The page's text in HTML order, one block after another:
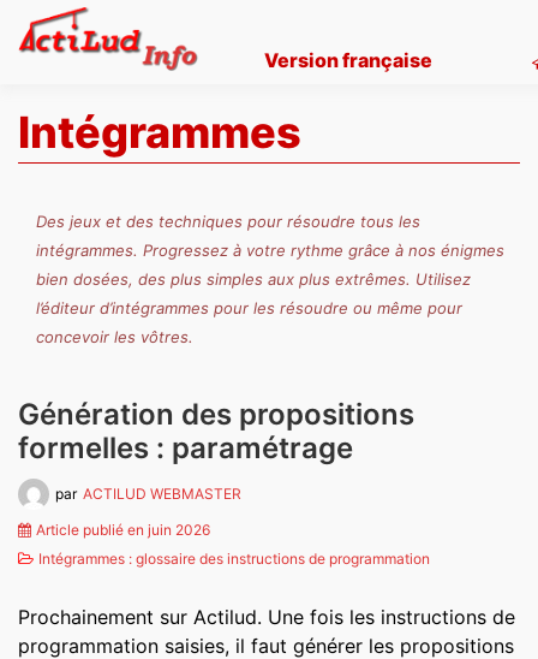
Skip
Version française
Intégrammes
Des jeux et des techniques pour résoudre tous les
intégrammes. Progressez à votre rythme grâce à nos énigmes
bien dosées, des plus simples aux plus extrêmes. Utilisez
l’éditeur d’intégrammes pour les résoudre ou même pour
concevoir les vôtres.
Génération des propositions
formelles : paramétrage
par ACTILUD WEBMASTER
Article publié en juin 2026
Intégrammes : glossaire des instructions de programmation
Prochainement sur Actilud. Une fois les instructions de
programmation saisies, il faut générer les propositions